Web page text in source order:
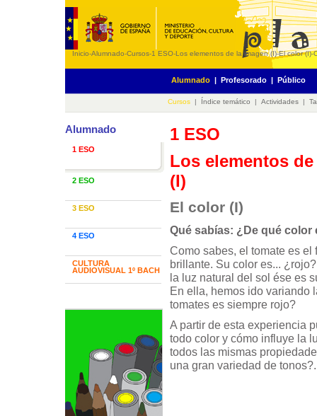
Inicio-Alumnado-Cursos-1 ESO-Los elementos de la imagen (I)-El color (I)-
Alumnado | Profesorado | Público
Cursos | Índice temático | Actividades |
Alumnado
1 ESO
2 ESO
3 ESO
4 ESO
CULTURA
AUDIOVISUAL 1º BACH
1 ESO
Los elementos
(I)
El color (I)
Qué sabías: ¿De qué color
Como sabes, el tomate es el
brillante. Su color es...
la luz natural del sol ése es
En ella, hemos ido variando
tomates es siempre rojo?
A partir de esta experiencia
todo color y cómo influye la
todos las mismas
una gran variedad de tonos?.